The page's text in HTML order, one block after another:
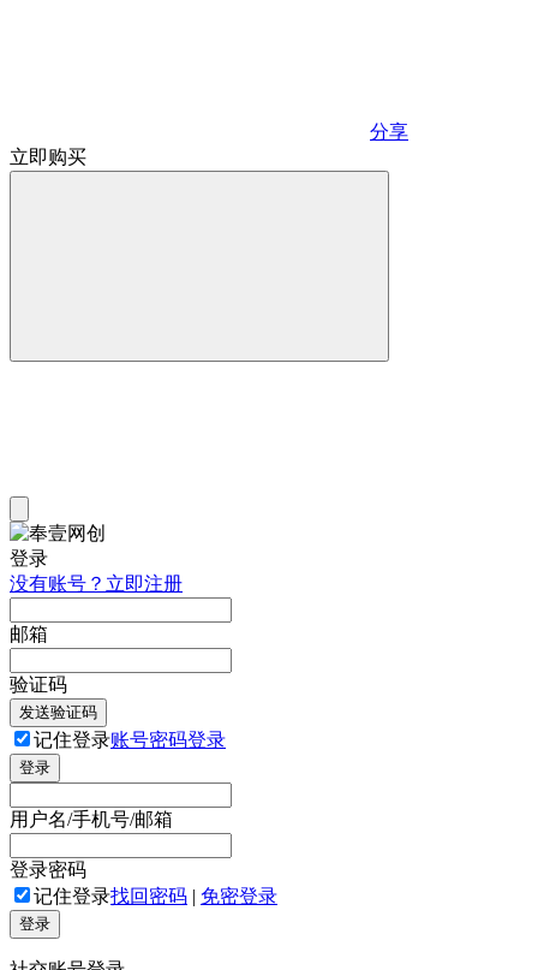
分享
立即购买
登录
没有账号？立即注册
邮箱
验证码
发送验证码
记住登录账号密码登录
登录
用户名/手机号/邮箱
登录密码
记住登录找回密码 | 免密登录
登录